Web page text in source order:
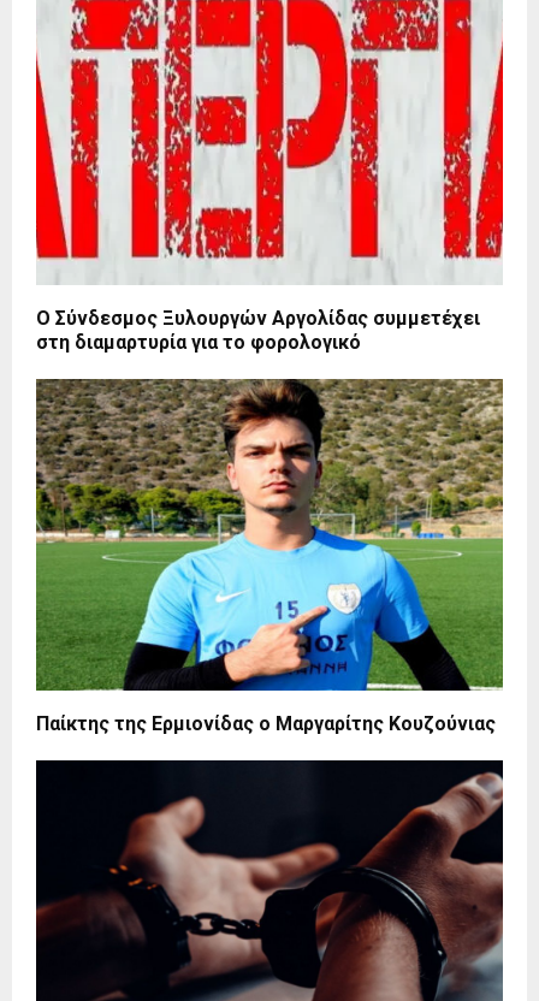
Ο Σύνδεσμος Ξυλουργών Αργολίδας συμμετέχει
στη διαμαρτυρία για το φορολογικό
Παίκτης της Ερμιονίδας ο Μαργαρίτης Κουζούνιας